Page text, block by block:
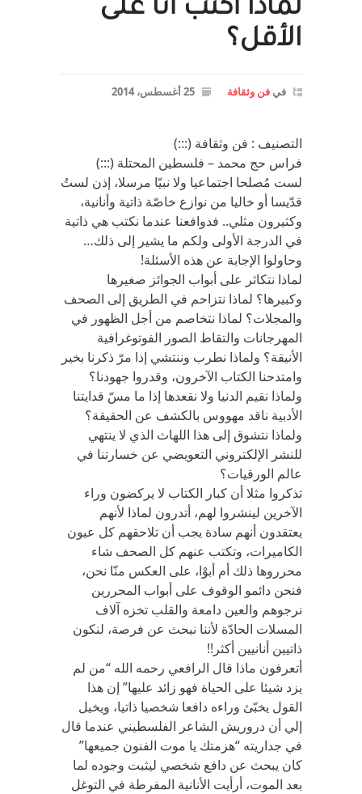
لماذا أكتبُ أنا على
الأقل؟
في فن وثقافة 25 أغسطس، 2014
التصنيف : فن وثقافة (:::)
فراس حج محمد – فلسطين المحتلة (:::)
لست مُصلحا اجتماعيا ولا نبيّا مرسلا، إذن لستُ
قدّيسا أو خاليا من نوازع خاصّة ذاتية وأنانية،
وكثيرون مثلي.. فدوافعنا عندما نكتب هي ذاتية
في الدرجة الأولى ولكم ما يشير إلى ذلك…
وحاولوا الإجابة عن هذه الأسئلة!
لماذا نتكاثر على أبواب الجوائز صغيرها
وكبيرها؟ لماذا نتزاحم في الطريق إلى الصحف
والمجلات؟ لماذا نتخاصم من أجل الظهور في
المهرجانات والتقاط الصور الفوتوغرافية
الأنيقة؟ ولماذا نطرب وننتشي إذا مرّ ذكرنا بخير
وامتدحنا الكتاب الآخرون، وقدروا جهودنا؟
ولماذا نقيم الدنيا ولا نقعدها إذا ما مسّ قدايتنا
الأدبية ناقد مهووس بالكشف عن الحقيقة؟
ولماذا نتشوق إلى هذا اللهاث الذي لا ينتهي
للنشر الإلكتروني التعويضي عن خسارتنا في
عالم الورقيات؟
تذكروا مثلا أن كبار الكتاب لا يركضون وراء
الآخرين لينشروا لهم، أتدرون لماذا لأنهم
يعتقدون أنهم سادة يجب أن تلاحقهم كل عيون
الكاميرات، وتكتب عنهم كل الصحف شاء
محرروها ذلك أم أبوْا، على العكس منّا نحن،
فنحن دائمو الوقوف على أبواب المحررين
نرجوهم والعين دامعة والقلب تخزه آلاف
المسلات الحادّة لأننا نبحث عن فرصة، لنكون
ذاتيين أنانيين أكثر!!
أتعرفون ماذا قال الرافعي رحمه الله “من لم
يزد شيئا على الحياة فهو زائد عليها” إن هذا
القول يخبّئ وراءه دافعا شخصيا ذاتيا، ويخيل
إلي أن دروريش الشاعر الفلسطيني عندما قال
في جداريته “هزمتك يا موت الفنون جميعها”
كان يبحث عن دافع شخصي ليثبت وجوده لما
بعد الموت، أرأيت الأنانية المفرطة في التوغل